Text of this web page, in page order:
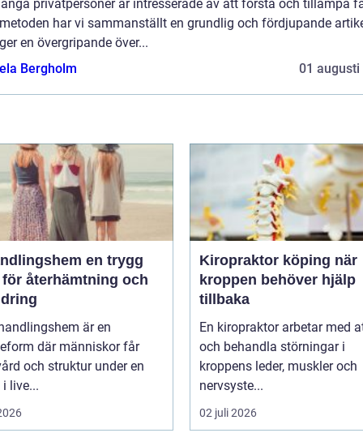
privatpersoner är intresserade av att förstå och tillämpa
har vi sammanställt en grundlig och fördjupande
en övergripande över...
Bergholm
01 augusti
en trygg
återhämtning och
är en
där människor får
och struktur under en
live...
Kiropraktor köping när
kroppen behöver hjälp
tillbaka
En kiropraktor arbetar med
och behandla störningar i
kroppens leder, muskler och
nervsyste...
02 juli 2026